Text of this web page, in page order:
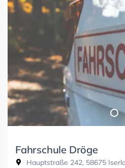
Fahrschule Dröge
Hauptstraße 242, 58675